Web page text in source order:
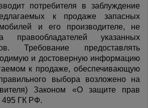
потребителя в заблуждение
к продаже запасных
и его производителе, не
правообладателей указанных
Требование предоставлять
и достоверную информацию
к продаже, обеспечивающую
выбора возложено на
Законом «О защите прав
495 ГК РФ.